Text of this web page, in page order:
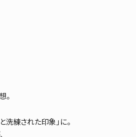
。
洗練された印象」に。